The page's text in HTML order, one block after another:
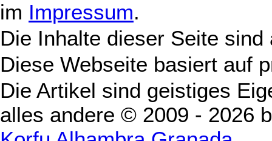
im Impressum.
Die Inhalte dieser Seite
Diese Webseite basiert auf
Die Artikel sind geistiges
alles andere © 2009 - 2026